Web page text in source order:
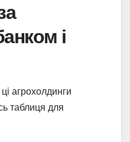
і
агрохолдинги
таблиця для